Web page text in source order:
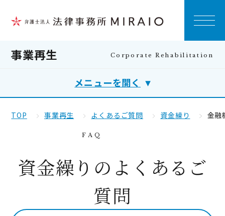
事業再生
メニューを開く
TOP 事業再生 よくあるご質問 資金繰り 金融
資金繰りのよくあるご
質問